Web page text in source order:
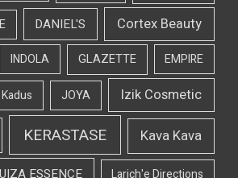
Cortex Beauty
DANIEL'S
EMPIRE
GLAZETTE
INDOLA
Izik Cosmetic
JOYA
Kadus
Kava Kava
KERASTASE
Larich'e Directions
ESSENCE